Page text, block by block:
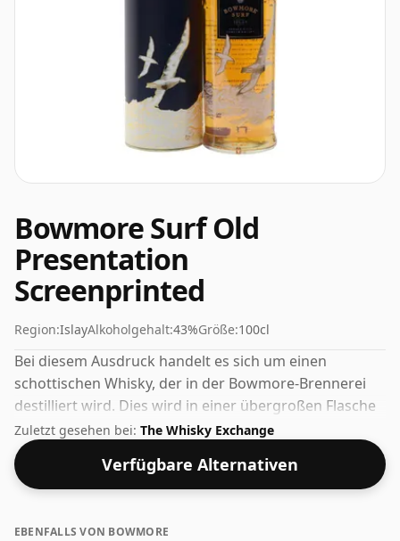
Bowmore Surf Old
Presentation
Screenprinted
Region:IslayAlkoholgehalt:43%Größe:100cl
Bei diesem Ausdruck handelt es sich um einen
schottischen Whisky, der in der Bowmore-Brennerei
destilliert wird. Dies wird in einer übergroßen Flasche
mit 100 cl geliefert, das reicht völlig aus.
Zuletzt gesehen bei: The Whisky Exchange
Verfügbare Alternativen
EBENFALLS VON BOWMORE